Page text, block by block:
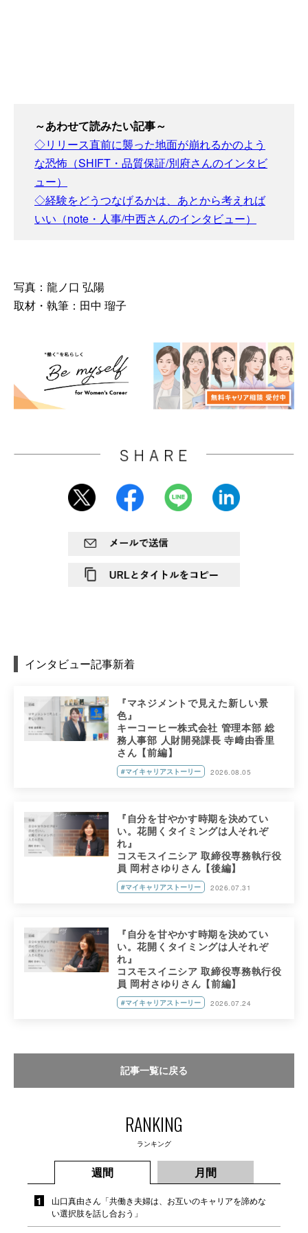
～あわせて読みたい記事～
◇リリース直前に襲った地面が崩れるかのよう
な恐怖（SHIFT・品質保証/別府さんのインタビ
ュー）
◇経験をどうつなげるかは、あとから考えれば
いい（note・人事/中西さんのインタビュー）
写真：龍ノ口 弘陽
取材・執筆：田中 瑠子
インタビュー記事新着
『マネジメントで見えた新しい景
色』
キーコーヒー株式会社 管理本部 総
務人事部 人財開発課長 寺﨑由香里
さん【前編】
#マイキャリアストーリー 2026.08.05
『自分を甘やかす時期を決めてい
い。花開くタイミングは人それぞ
れ』
コスモスイニシア 取締役専務執行役
員 岡村さゆりさん【後編】
#マイキャリアストーリー 2026.07.31
『自分を甘やかす時期を決めてい
い。花開くタイミングは人それぞ
れ』
コスモスイニシア 取締役専務執行役
員 岡村さゆりさん【前編】
#マイキャリアストーリー 2026.07.24
記事一覧に戻る
RANKING
ランキング
週間 月間
山口真由さん「共働き夫婦は、お互いのキャリアを諦めな
い選択肢を話し合おう」